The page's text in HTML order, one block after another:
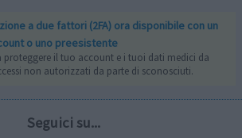
a due fattori (2FA) ora disponibile con un
o uno preesistente
proteggere il tuo account e i tuoi dati medici da
non autorizzati da parte di sconosciuti.
Seguici su...